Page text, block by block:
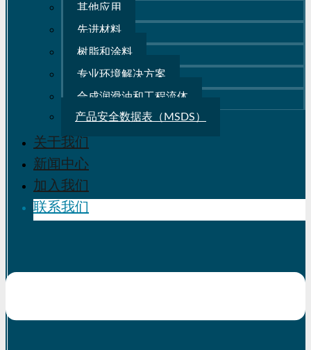
其他应用
先进材料
树脂和涂料
专业环境解决方案
合成润滑油和工程流体
产品安全数据表（MSDS）
关于我们
新闻中心
加入我们
联系我们